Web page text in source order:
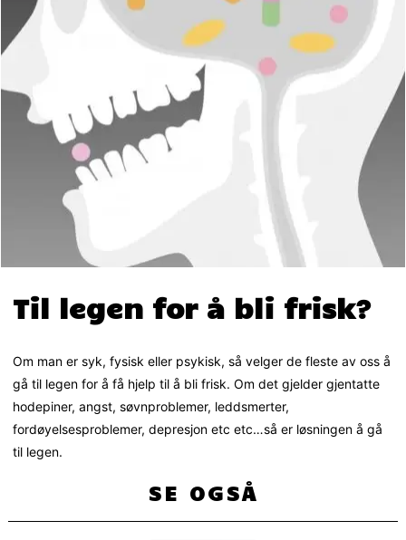
Til legen for å bli frisk?
Om man er syk, fysisk eller psykisk, så velger de fleste av oss å
gå til legen for å få hjelp til å bli frisk. Om det gjelder gjentatte
hodepiner, angst, søvnproblemer, leddsmerter,
fordøyelsesproblemer, depresjon etc etc…så er løsningen å gå
til legen.
SE OGSÅ